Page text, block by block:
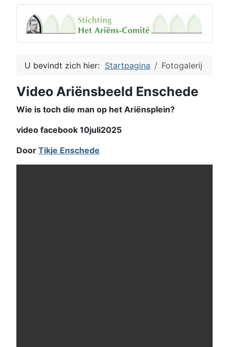
U bevindt zich hier: Startpagina Fotogalerij
Video Ariënsbeeld Enschede
Wie is toch die man op het Ariënsplein?
video facebook 10juli2025
Door Tikje Enschede